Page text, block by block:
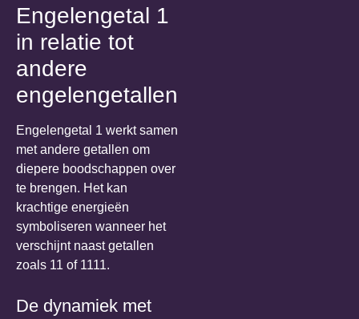
Engelengetal 1
in relatie tot
andere
engelengetallen
Engelengetal 1 werkt samen
met andere getallen om
diepere boodschappen over
te brengen. Het kan
krachtige energieën
symboliseren wanneer het
verschijnt naast getallen
zoals 11 of 1111.
De dynamiek met